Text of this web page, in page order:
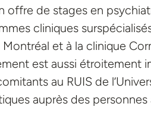
offre de stages en
cliniques
et à la clinique
est aussi étroitement
au RUIS de
auprès des